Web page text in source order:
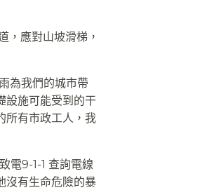
，應對山坡滑梯，
為我們的城市帶
設施可能受到的干
所有市政工人，我
電9-1-1 查詢電線
沒有生命危險的暴